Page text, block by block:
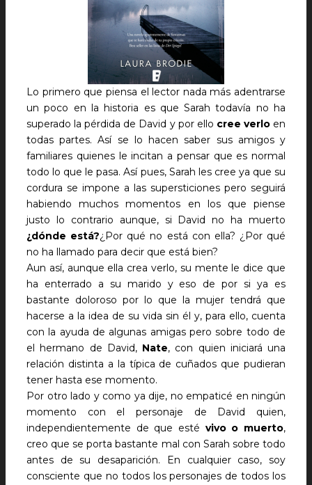
Lo primero que piensa el lector nada más adentrarse
un poco en la historia es que Sarah todavía no ha
superado la pérdida de David y por ello cree verloen
todas partes. Así se lo hacen saber sus amigos y
familiares quienes le incitan a pensar que es normal
todo lo que le pasa. Así pues, Sarah les cree ya que su
cordura se impone a las supersticiones pero seguirá
habiendo muchos momentos en los que piense
justo lo contrario aunque, si David no ha muerto
¿dónde está?¿Por qué no está con ella? ¿Por qué
no ha llamado para decir que está bien?
Aun así, aunque ella crea verlo, su mente le dice que
ha enterrado a su marido y eso de por si ya es
bastante doloroso por lo que la mujer tendrá que
hacerse a la idea de su vida sin él y, para ello, cuenta
con la ayuda de algunas amigas pero sobre todo de
el hermano de David, Nate, con quien iniciará una
relación distinta a la típica de cuñados que pudieran
tener hasta ese momento.
Por otro lado y como ya dije, no empaticé en ningún
momento con el personaje de David quien,
independientemente de que esté vivo o muerto,
creo que se porta bastante mal con Sarah sobre todo
antes de su desaparición. En cualquier caso, soy
consciente que no todos los personajes de todos los